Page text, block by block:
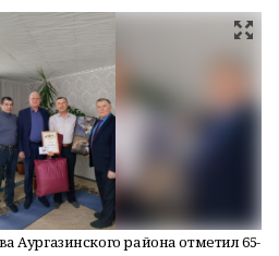
Аургазинского района отметил 65-